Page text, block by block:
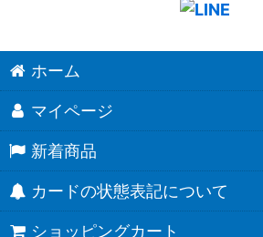
ホーム
マイページ
新着商品
カードの状態表記について
ショッピングカート